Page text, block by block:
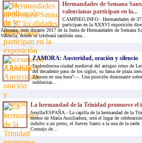
Hermandades de Semana
valencianas participan en la...
CAMINEO.INFO.- Hermandades de 37
participan en la XXXVI exposición
Alboraia, sede durante 2017 de la Junta de Hermandades de Semana
Valencia, donde se celebrará también una...
ZAMORA: Austeridad, oración y silencio
Esplendorosa ciudad medieval del antiguo reino de
del decadente paso de los siglos, su fama de plaza
Zamora en una hora”—. Una posición dominante
indómitas...
La hermandad de la Trinidad promueve el
Sevilla/ESPAÑA.- La capilla de la hermandad de la
menor de María Auxiliadora, será el lugar de
indulto a un preso, el Jueves Santo a la una de la
Consejo de...